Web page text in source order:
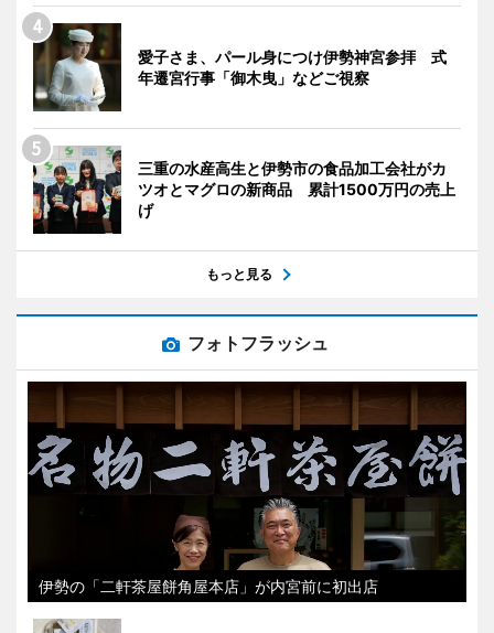
愛子さま、パール身につけ伊勢神宮参拝 式
年遷宮行事「御木曳」などご視察
三重の水産高生と伊勢市の食品加工会社がカ
ツオとマグロの新商品 累計1500万円の売上
げ
もっと見る
フォトフラッシュ
伊勢の「二軒茶屋餅角屋本店」が内宮前に初出店